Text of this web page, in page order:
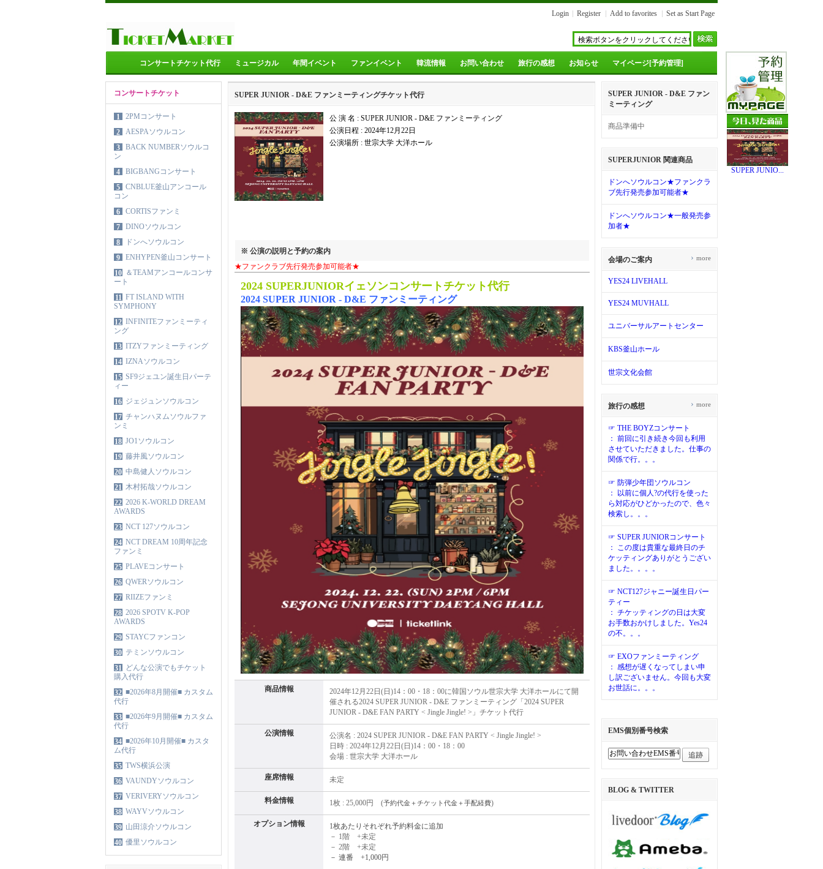
Login Register Add to favorites Set as Start Page
コンサートチケット代行 ミュージカル 年間イベント ファンイベント 韓流情報 お問い合わせ 旅行の感想 お知らせ マイページ[予約管理]
コンサートチケット
1
2PMコンサート
2
AESPAソウルコン
3
BACK NUMBERソウルコ
ン
4
BIGBANGコンサート
5
CNBLUE釜山アンコール
コン
6
CORTISファンミ
7
DINOソウルコン
8
ドンへソウルコン
9
ENHYPEN釜山コンサート
10 ＆TEAMアンコールコンサ
ート
11 FT ISLAND WITH
SYMPHONY
12 INFINITEファンミーティ
ング
13 ITZYファンミーティング
14 IZNAソウルコン
15 SF9ジェユン誕生日パーテ
ィー
16 ジェジュンソウルコン
17 チャンハヌムソウルファ
ンミ
18 JO1ソウルコン
19 藤井風ソウルコン
20 中島健人ソウルコン
21 木村拓哉ソウルコン
22 2026 K-WORLD DREAM
AWARDS
23 NCT 127ソウルコン
24 NCT DREAM 10周年記念
ファンミ
25 PLAVEコンサート
26 QWERソウルコン
27 RIIZEファンミ
28 2026 SPOTV K-POP
AWARDS
29 STAYCファンコン
30 テミンソウルコン
31 どんな公演でもチケット
購入代行
32 ■2026年8月開催■ カスタム
代行
33 ■2026年9月開催■ カスタム
代行
34 ■2026年10月開催■ カスタ
ム代行
35 TWS横浜公演
36 VAUNDYソウルコン
37 VERIVERYソウルコン
38 WAYVソウルコン
39 山田涼介ソウルコン
40 優里ソウルコン
SUPER JUNIOR - D&E ファンミーティングチケット代行
公 演 名 : SUPER JUNIOR - D&E ファンミーティング
公演日程 : 2024年12月22日
公演場所 : 世宗大学 大洋ホール
※ 公演の説明と予約の案内
★ファンクラブ先行発売参加可能者★
2024 SUPERJUNIORイェソンコンサートチケット代行
2024 SUPER JUNIOR - D&E ファンミーティング
商品情報
2024年12月22日(日)14：00・18：00に韓国ソウル世宗大学 大洋ホールにて開
催される2024 SUPER JUNIOR - D&E ファンミーティング「2024 SUPER
JUNIOR - D&E FAN PARTY < Jingle Jingle! >」チケット代行
公演情報
公演名 : 2024 SUPER JUNIOR - D&E FAN PARTY < Jingle Jingle! >
日時 : 2024年12月22日(日)14：00・18：00
会場 : 世宗大学 大洋ホール
座席情報 未定
料金情報 1枚 : 25,000円 (予約代金＋チケット代金＋手配経費)
オプション情報
1枚あたりそれぞれ予約料金に追加
－ 1階 +未定
－ 2階 +未定
－ 連番 +1,000円
SUPER JUNIOR - D&E ファン
ミーティング
商品準備中
SUPERJUNIOR 関連商品
ドンへソウルコン★ファンクラ
ブ先行発売参加可能者★
ドンへソウルコン★一般発売参
加者★
会場のご案内
YES24 LIVEHALL
YES24 MUVHALL
ユニバーサルアートセンター
KBS釜山ホール
世宗文化会館
› more
旅行の感想
☞ THE BOYZコンサート
： 前回に引き続き今回も利用
させていただきました。仕事の
関係で行。。。
☞ 防弾少年団ソウルコン
： 以前に個人?の代行を使った
ら対応がひどかったので、色々
検索し。。。
☞ SUPER JUNIORコンサート
： この度は貴重な最終日のチ
ケッティングありがとうござい
ました。。。。
☞ NCT127ジャニー誕生日パー
ティー
： チケッティングの日は大変
お手数おかけしました。Yes24
の不。。。
☞ EXOファンミーティング
： 感想が遅くなってしまい申
し訳ございません。今回も大変
お世話に。。。
› more
EMS個別番号検索
追跡
BLOG & TWITTER
SUPER JUNIO...